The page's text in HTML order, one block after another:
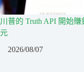
川普的 Truth API 開始
元
2026/08/07